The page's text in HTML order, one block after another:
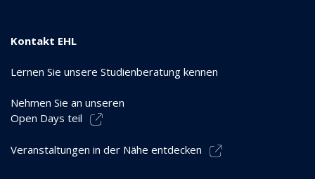
Kontakt EHL
Lernen Sie unsere Studienberatung kennen
Nehmen Sie an unseren
Open Days teil
Veranstaltungen in der Nähe entdecken